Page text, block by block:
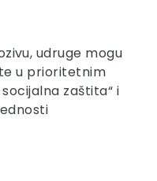
udruge mogu
u prioritetnim
zaštita“ i